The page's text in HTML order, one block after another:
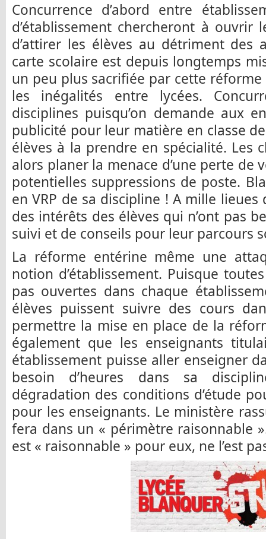
Concurrence d’abord entre
d’établissement chercheront à ouvrir
d’attirer les élèves au détriment des
carte scolaire est depuis longtemps
un peu plus sacrifiée par cette
les inégalités entre lycées.
disciplines puisqu’on demande aux
publicité pour leur matière en classe
élèves à la prendre en spécialité. Les
alors planer la menace d’une perte de
potentielles suppressions de poste.
en VRP de sa discipline ! A mille
des intérêts des élèves qui n’ont pas
suivi et de conseils pour leur parcours
La réforme entérine même une
notion d’établissement. Puisque
pas ouvertes dans chaque
élèves puissent suivre des cours
permettre la mise en place de la
également que les enseignants
établissement puisse aller enseigner
besoin d’heures dans sa
dégradation des conditions d’étude
pour les enseignants. Le ministère
fera dans un « périmètre raisonnable
est « raisonnable » pour eux, ne l’est